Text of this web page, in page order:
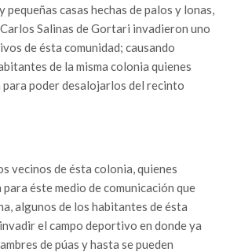
pequeñas casas hechas de palos y lonas,
Salinas de Gortari invadieron uno
de ésta comunidad; causando
de la misma colonia quienes
poder desalojarlos del recinto
vecinos de ésta colonia, quienes
éste medio de comunicación que
algunos de los habitantes de ésta
el campo deportivo en donde ya
de púas y hasta se pueden